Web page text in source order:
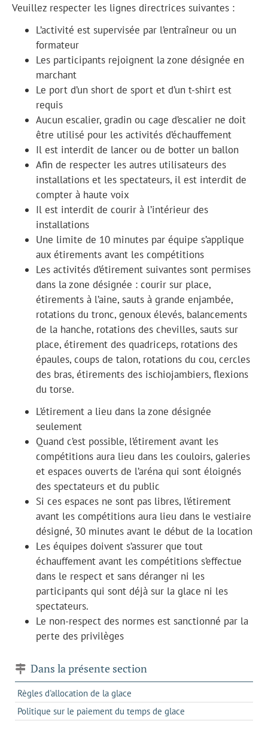
Veuillez respecter les lignes directrices suivantes :
L’activité est supervisée par l’entraîneur ou un
formateur
Les participants rejoignent la zone désignée en
marchant
Le port d’un short de sport et d’un t-shirt est
requis
Aucun escalier, gradin ou cage d’escalier ne doit
être utilisé pour les activités d’échauffement
Il est interdit de lancer ou de botter un ballon
Afin de respecter les autres utilisateurs des
installations et les spectateurs, il est interdit de
compter à haute voix
Il est interdit de courir à l’intérieur des
installations
Une limite de 10 minutes par équipe s’applique
aux étirements avant les compétitions
Les activités d’étirement suivantes sont permises
dans la zone désignée : courir sur place,
étirements à l’aine, sauts à grande enjambée,
rotations du tronc, genoux élevés, balancements
de la hanche, rotations des chevilles, sauts sur
place, étirement des quadriceps, rotations des
épaules, coups de talon, rotations du cou, cercles
des bras, étirements des ischiojambiers, flexions
du torse.
L’étirement a lieu dans la zone désignée
seulement
Quand c’est possible, l’étirement avant les
compétitions aura lieu dans les couloirs, galeries
et espaces ouverts de l’aréna qui sont éloignés
des spectateurs et du public
Si ces espaces ne sont pas libres, l’étirement
avant les compétitions aura lieu dans le vestiaire
désigné, 30 minutes avant le début de la location
Les équipes doivent s’assurer que tout
échauffement avant les compétitions s’effectue
dans le respect et sans déranger ni les
participants qui sont déjà sur la glace ni les
spectateurs.
Le non-respect des normes est sanctionné par la
perte des privilèges
Dans la présente section
Règles d'allocation de la glace
Politique sur le paiement du temps de glace